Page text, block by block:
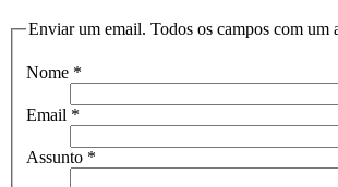
Enviar um email. Todos os campos com um
Nome *
Email *
Assunto *